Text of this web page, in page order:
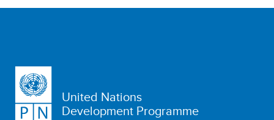
United Nations
Development Programme